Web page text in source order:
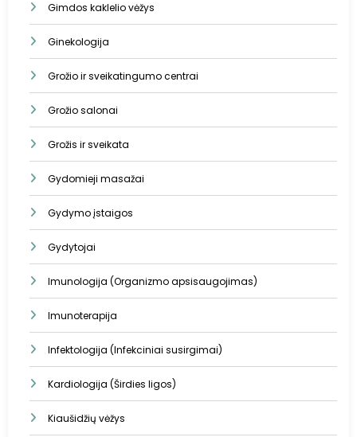
Gimdos kaklelio vėžys
Ginekologija
Grožio ir sveikatingumo centrai
Grožio salonai
Grožis ir sveikata
Gydomieji masažai
Gydymo įstaigos
Gydytojai
Imunologija (Organizmo apsisaugojimas)
Imunoterapija
Infektologija (Infekciniai susirgimai)
Kardiologija (Širdies ligos)
Kiaušidžių vėžys